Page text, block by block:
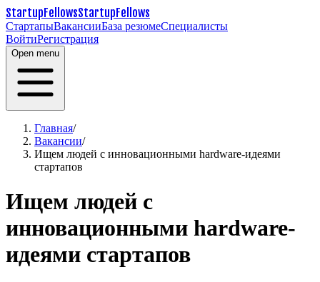
StartupFellowsStartupFellows
СтартапыВакансииБаза резюмеСпециалисты
ВойтиРегистрация
Open menu
Главная/
Вакансии/
Ищем людей с инновационными hardware-идеями
стартапов
Ищем людей с
инновационными hardware-
идеями стартапов